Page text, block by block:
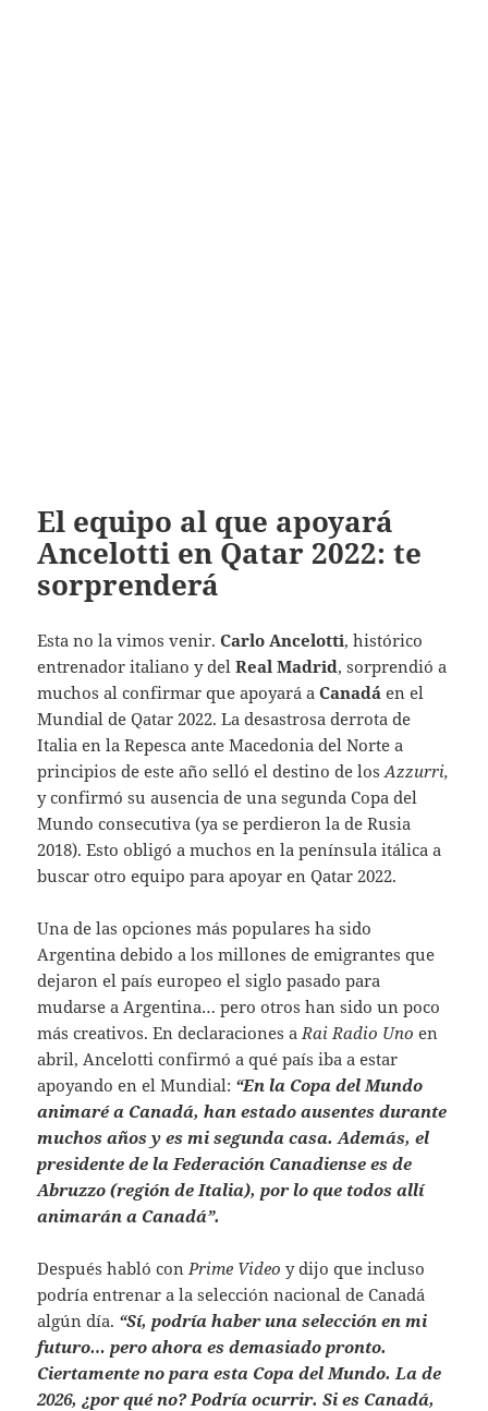
El equipo al que apoyará
Ancelotti en Qatar 2022: te
sorprenderá
Esta no la vimos venir.Carlo Ancelotti, histórico
entrenador italiano y delReal Madrid, sorprendió a
muchos al confirmar que apoyará aCanadá en el
Mundial de Qatar 2022. La desastrosa derrota de
Italia en la Repesca ante Macedonia del Norte a
principios de este año selló el destino de losAzzurri,
y confirmó su ausencia de una segunda Copa del
Mundo consecutiva (ya se perdieron la de Rusia
2018). Esto obligó a muchos en la península itálica a
buscar otro equipo para apoyar en Qatar 2022.
Una de las opciones más populares ha sido
Argentina debido a los millones de emigrantes que
dejaron el país europeo el siglo pasado para
mudarse a Argentina… pero otros han sido un poco
más creativos. En declaraciones a Rai Radio Uno en
abril, Ancelotti confirmó a qué país iba a estar
apoyando en el Mundial: “En la Copa del Mundo
animaré a Canadá, han estado ausentes durante
muchos años y es mi segunda casa. Además, el
presidente de la Federación Canadiense es de
Abruzzo (región de Italia), por lo que todos allí
animarán a Canadá”.
Después habló con Prime Video y dijo que incluso
podría entrenar a la selección nacional de Canadá
algún día. “Sí, podría haber una selección en mi
futuro… pero ahora es demasiado pronto.
Ciertamente no para esta Copa del Mundo. La de
2026, ¿por qué no? Podría ocurrir. Si es Canadá,